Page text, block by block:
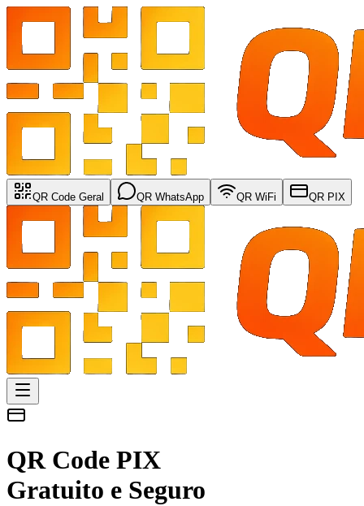
QR Code Geral QR WhatsApp QR WiFi QR PIX
QR Code PIX
Gratuito e Seguro